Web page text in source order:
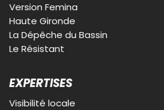
Version Femina
Haute Gironde
La Dépêche du Bassin
Le Résistant
EXPERTISES
Visibilité locale